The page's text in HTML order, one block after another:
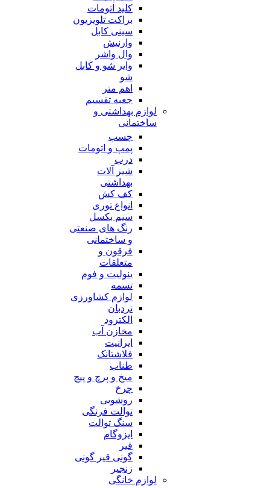
کلید اتومات
براکت تلویزیون
سینی کابل
وارنیش
وال واشر
وایر شو و کابل
شو
اهم متر
جعبه تقسیم
لوازم بهداشتی و
ساختمانی
چسب
پمپ و اتومات
درب
شیر آلات
بهداشتی
کف کش
انواع توری
سیم بکسل
رنگ های صنعتی
و ساختمانی
فرقون و
متعلقات
ینولیت و فوم
تسمه
لوازم کشاورزی
نردبان
الکترود
مخازن آب
ایرانیت
فلاشتانک
طناب
میخ و پرچ و پیچ
چرخ
روشویی
توالت فرنگی
سنگ توالت
ایزوگام
قیر
گونی قیر گونی
زنجیر
لوازم خانگی